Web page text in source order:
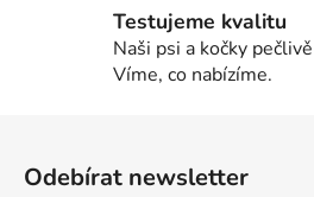
Testujeme kvalitu
Naši psi a kočky
Víme, co nabízíme.
Odebírat newsletter